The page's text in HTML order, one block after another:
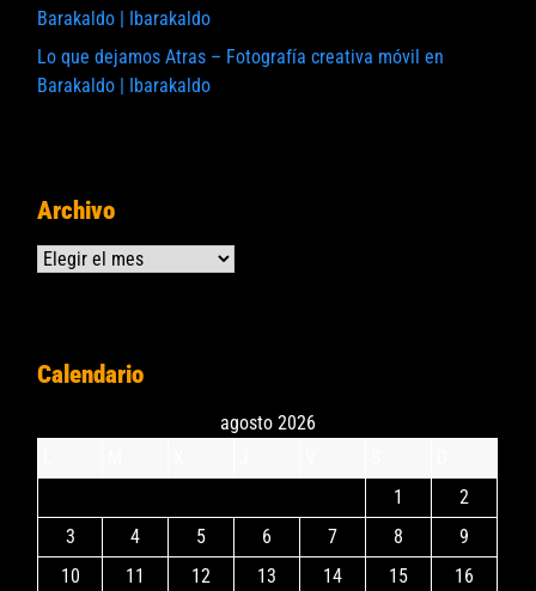
Barakaldo | Ibarakaldo
Lo que dejamos Atras – Fotografía creativa móvil en
Barakaldo | Ibarakaldo
Archivo
Archivos
Calendario
agosto 2026
1
2
3
4 5 6 7 8
9
10
11 12 13 14 15
16